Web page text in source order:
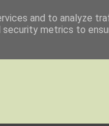
and to analyze
metrics to